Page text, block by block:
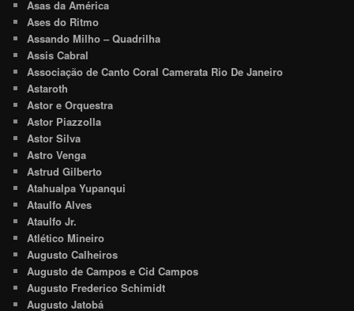
Asas da América
Ases do Ritmo
Assando Milho – Quadrilha
Assis Cabral
Associação de Canto Coral Camerata Rio De Janeiro
Astaroth
Astor e Orquestra
Astor Piazzolla
Astor Silva
Astro Venga
Astrud Gilberto
Atahualpa Yupanqui
Ataulfo Alves
Ataulfo Jr.
Atlético Mineiro
Augusto Calheiros
Augusto de Campos e Cid Campos
Augusto Frederico Schimidt
Augusto Jatobá